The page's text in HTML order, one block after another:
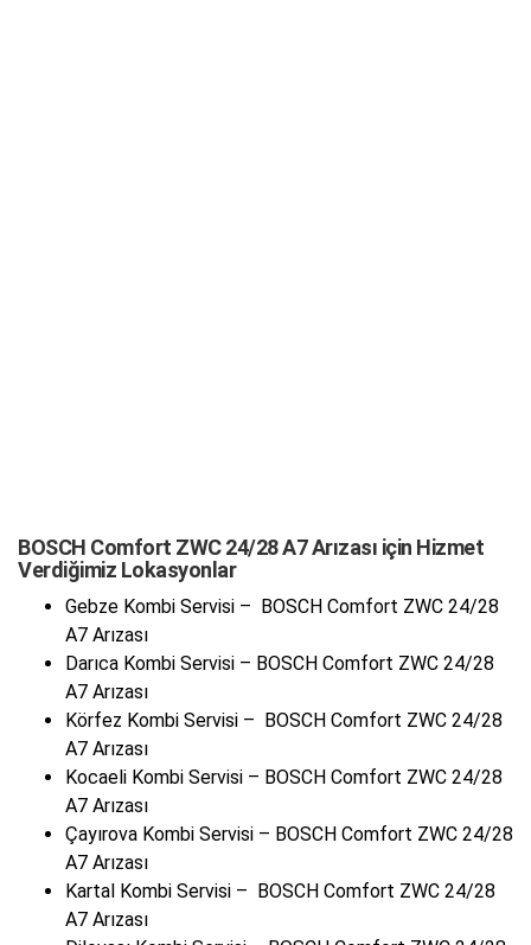
BOSCH Comfort ZWC 24/28 A7 Arızası için Hizmet
Verdiğimiz Lokasyonlar
Gebze Kombi Servisi – BOSCH Comfort ZWC 24/28
A7 Arızası
Darıca Kombi Servisi – BOSCH Comfort ZWC 24/28
A7 Arızası
Körfez Kombi Servisi – BOSCH Comfort ZWC 24/28
A7 Arızası
Kocaeli Kombi Servisi – BOSCH Comfort ZWC 24/28
A7 Arızası
Çayırova Kombi Servisi – BOSCH Comfort ZWC 24/28
A7 Arızası
Kartal Kombi Servisi – BOSCH Comfort ZWC 24/28
A7 Arızası